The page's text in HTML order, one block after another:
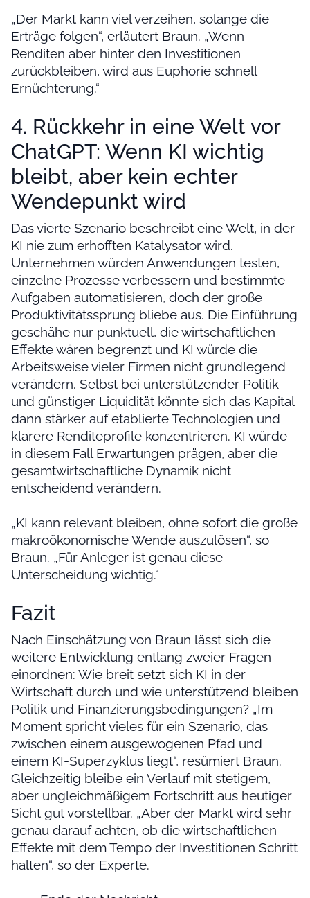
„Der Markt kann viel verzeihen, solange die
Erträge folgen“, erläutert Braun. „Wenn
Renditen aber hinter den Investitionen
zurückbleiben, wird aus Euphorie schnell
Ernüchterung.“
4. Rückkehr in eine Welt vor
ChatGPT: Wenn KI wichtig
bleibt, aber kein echter
Wendepunkt wird
Das vierte Szenario beschreibt eine Welt, in der
KI nie zum erhofften Katalysator wird.
Unternehmen würden Anwendungen testen,
einzelne Prozesse verbessern und bestimmte
Aufgaben automatisieren, doch der große
Produktivitätssprung bliebe aus. Die Einführung
geschähe nur punktuell, die wirtschaftlichen
Effekte wären begrenzt und KI würde die
Arbeitsweise vieler Firmen nicht grundlegend
verändern. Selbst bei unterstützender Politik
und günstiger Liquidität könnte sich das Kapital
dann stärker auf etablierte Technologien und
klarere Renditeprofile konzentrieren. KI würde
in diesem Fall Erwartungen prägen, aber die
gesamtwirtschaftliche Dynamik nicht
entscheidend verändern.
„KI kann relevant bleiben, ohne sofort die große
makroökonomische Wende auszulösen“, so
Braun. „Für Anleger ist genau diese
Unterscheidung wichtig.“
Fazit
Nach Einschätzung von Braun lässt sich die
weitere Entwicklung entlang zweier Fragen
einordnen: Wie breit setzt sich KI in der
Wirtschaft durch und wie unterstützend bleiben
Politik und Finanzierungsbedingungen? „Im
Moment spricht vieles für ein Szenario, das
zwischen einem ausgewogenen Pfad und
einem KI-Superzyklus liegt“, resümiert Braun.
Gleichzeitig bleibe ein Verlauf mit stetigem,
aber ungleichmäßigem Fortschritt aus heutiger
Sicht gut vorstellbar. „Aber der Markt wird sehr
genau darauf achten, ob die wirtschaftlichen
Effekte mit dem Tempo der Investitionen Schritt
halten“, so der Experte.